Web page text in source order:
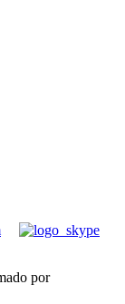
por